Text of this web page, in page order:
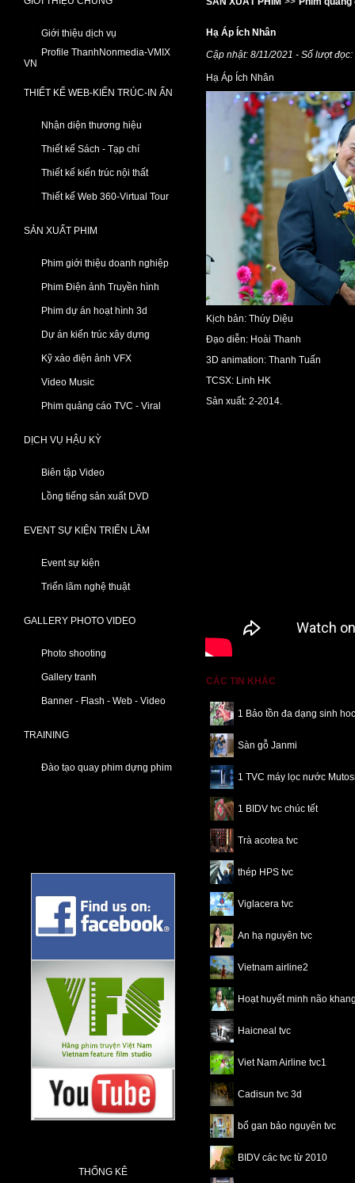
Giới thiệu dịch vụ
Profile ThanhNonmedia-VMIX
VN
THIẾT KẾ WEB-KIẾN TRÚC-IN ẤN
Nhận diện thương hiệu
Thiết kế Sách - Tạp chí
Thiết kế kiến trúc nội thất
Thiết kế Web 360-Virtual Tour
SẢN XUẤT PHIM
Phim giới thiệu doanh nghiệp
Phim Điện ảnh Truyền hình
Phim dự án hoạt hình 3d
Dự án kiến trúc xây dựng
Kỹ xảo điện ảnh VFX
Video Music
Phim quảng cáo TVC - Viral
DỊCH VỤ HẬU KỲ
Biên tập Video
Lồng tiếng sản xuất DVD
EVENT SỰ KIỆN TRIỂN LÃM
Event sự kiện
Triển lãm nghệ thuật
GALLERY PHOTO VIDEO
Photo shooting
Gallery tranh
Banner - Flash - Web - Video
TRAINING
Đào tạo quay phim dựng phim
THỐNG KÊ
Hạ Áp Ích Nhân
Cập nhật: 8/11/2021 - Số lượt
Hạ Áp Ích Nhân
Kịch bản: Thúy Diệu
Đạo diễn: Hoài Thanh
3D animation: Thanh Tuấn
TCSX: Linh HK
Sản xuất: 2-2014.
CÁC TIN KHÁC
1 Bảo tồn đa dạng sinh hoc
Sàn gỗ Janmi
1 TVC máy lọc nước
1 BIDV tvc chúc tết
Trà acotea tvc
thép HPS tvc
Viglacera tvc
An hạ nguyên tvc
Vietnam airline2
Hoạt huyết minh não
Haicneal tvc
Viet Nam Airline tvc1
Cadisun tvc 3d
bổ gan bảo nguyên tvc
BIDV các tvc từ 2010